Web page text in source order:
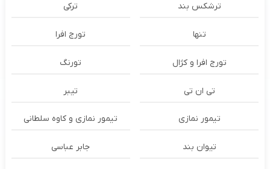
ترشكس بند ترکی
تنها تورج افرا
تورج افرا و کژال تورنگ
تی ان تی تیبر
تیمور نمازی تیمور نمازی و کاوه سلطانی
تیوان بند جابر عباسی